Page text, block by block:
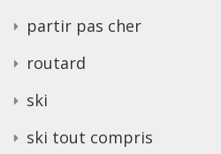
partir pas cher
routard
ski
ski tout compris